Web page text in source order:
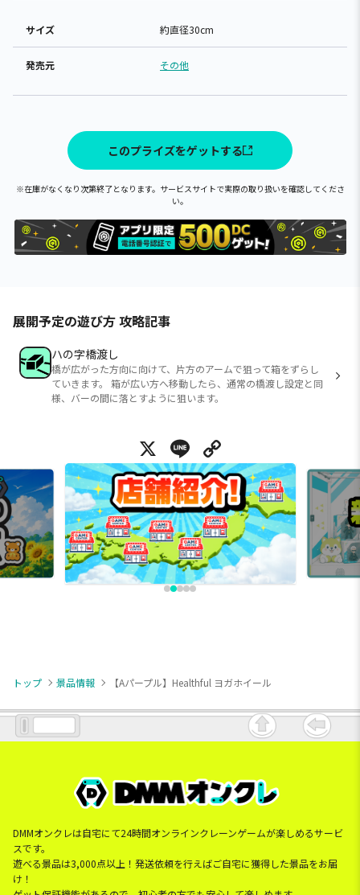
サイズ 約直径30cm
発売元 その他
このプライズをゲットする
※在庫がなくなり次第終了となります。サービスサイトで実際の取り扱いを確認してくださ
い。
展開予定の遊び方 攻略記事
ハの字橋渡し
橋が広がった方向に向けて、片方のアームで狙って箱をずらし
ていきます。 箱が広い方へ移動したら、通常の橋渡し設定と同
様、バーの間に落とすように狙います。
X Line
トップ 景品情報 【Aパープル】Healthful ヨガホイール
DMMオンクレは自宅にて24時間オンラインクレーンゲームが楽しめるサービ
スです。
遊べる景品は3,000点以上！発送依頼を行えばご自宅に獲得した景品をお届
け！